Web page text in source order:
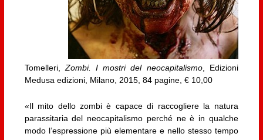
Tomelleri,Zombi. I mostri del neocapitalismo, Edizioni
Medusa edizioni, Milano, 2015, 84 pagine, € 10,00
«Il mito dello zombi è capace di raccogliere la natura
parassitaria del neocapitalismo perché ne è in qualche
modo l’espressione più elementare e nello stesso tempo